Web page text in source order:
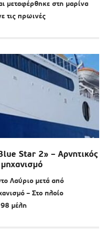
μεταφέρθηκε στη μαρίνα
τις πρωινές
Star 2» – Αρνητικός
Λαύριο μετά από
– Στο πλοίο
98 μέλη